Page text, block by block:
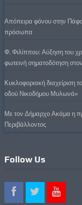
Απόπειρα φόνου στην
πρόσωπα
Φ. Φιλίππου: Αύξηση του
φωτεινή σηματοδότηση
Κυκλοφοριακή διαχείριση
οδού Νικοδήμου Μυλωνά»
Με τον Δήμαρχο Ακάμα η
Περιβάλλοντος
Follow Us